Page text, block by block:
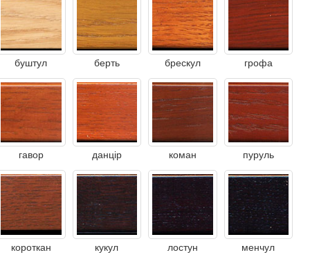
буштул берть брескул грофа
гавор данцір коман пуруль
короткан кукул лостун менчул